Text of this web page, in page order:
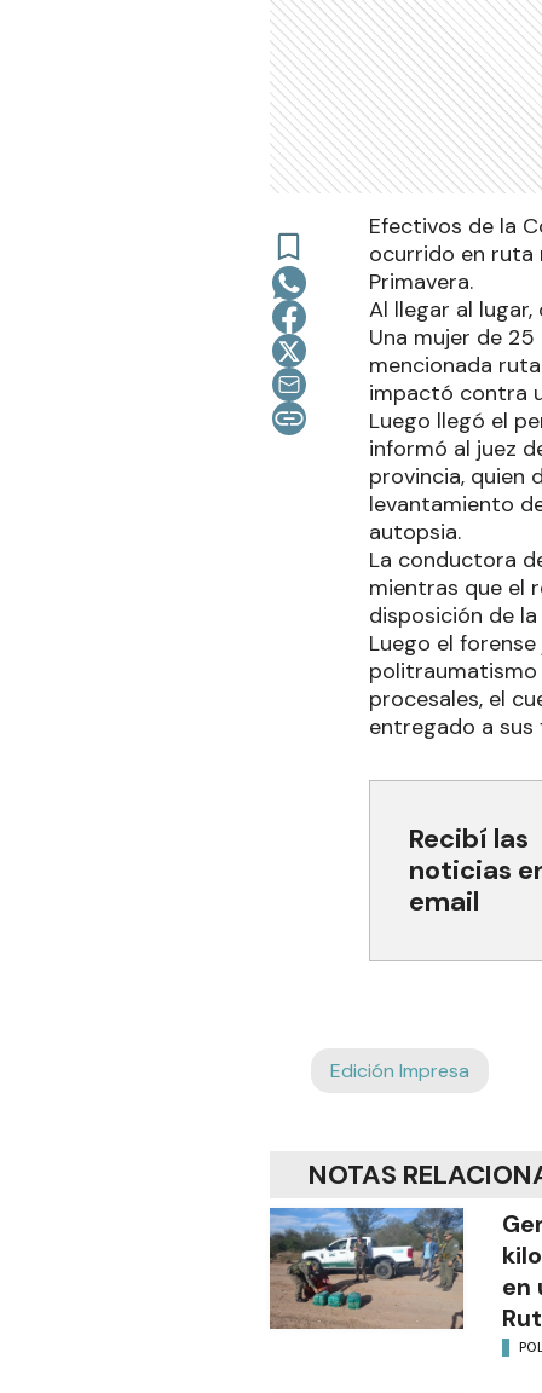
Efectivos de la
ocurrido en ruta
Primavera.
Al llegar al
Una mujer de
mencionada
impactó contra
Luego llegó el
informó al juez
provincia, quien
levantamiento
autopsia.
La conductora
mientras que el
disposición de
Luego el
politraumatismo
procesales, el
entregado a sus
Recibí las
noticias
email
Edición Impresa
NOTAS
en